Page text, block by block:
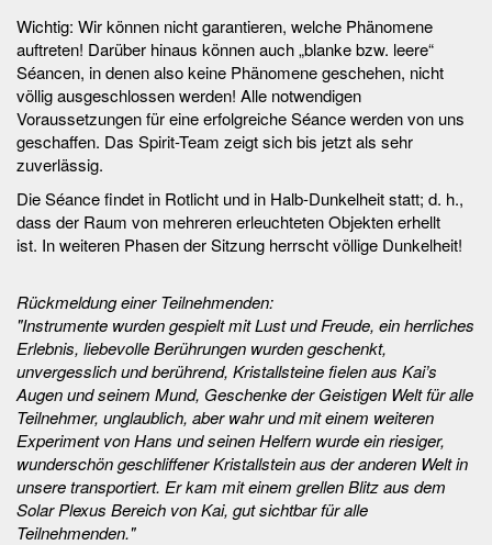
Wichtig: Wir können nicht garantieren, welche Phänomene
auftreten! Darüber hinaus können auch „blanke bzw. leere“
Séancen, in denen also keine Phänomene geschehen, nicht
völlig ausgeschlossen werden! Alle notwendigen
Voraussetzungen für eine erfolgreiche Séance werden von uns
geschaffen. Das Spirit-Team zeigt sich bis jetzt als sehr
zuverlässig.
Die Séance findet in Rotlicht und in Halb-Dunkelheit statt; d. h.,
dass der Raum von mehreren erleuchteten Objekten erhellt
ist. In weiteren Phasen der Sitzung herrscht völlige Dunkelheit!
Rückmeldung einer Teilnehmenden:
"Instrumente wurden gespielt mit Lust und Freude, ein herrliches
Erlebnis, liebevolle Berührungen wurden geschenkt,
unvergesslich und berührend, Kristallsteine fielen aus Kai’s
Augen und seinem Mund, Geschenke der Geistigen Welt für alle
Teilnehmer, unglaublich, aber wahr und mit einem weiteren
Experiment von Hans und seinen Helfern wurde ein riesiger,
wunderschön geschliffener Kristallstein aus der anderen Welt in
unsere transportiert. Er kam mit einem grellen Blitz aus dem
Solar Plexus Bereich von Kai, gut sichtbar für alle
Teilnehmenden."